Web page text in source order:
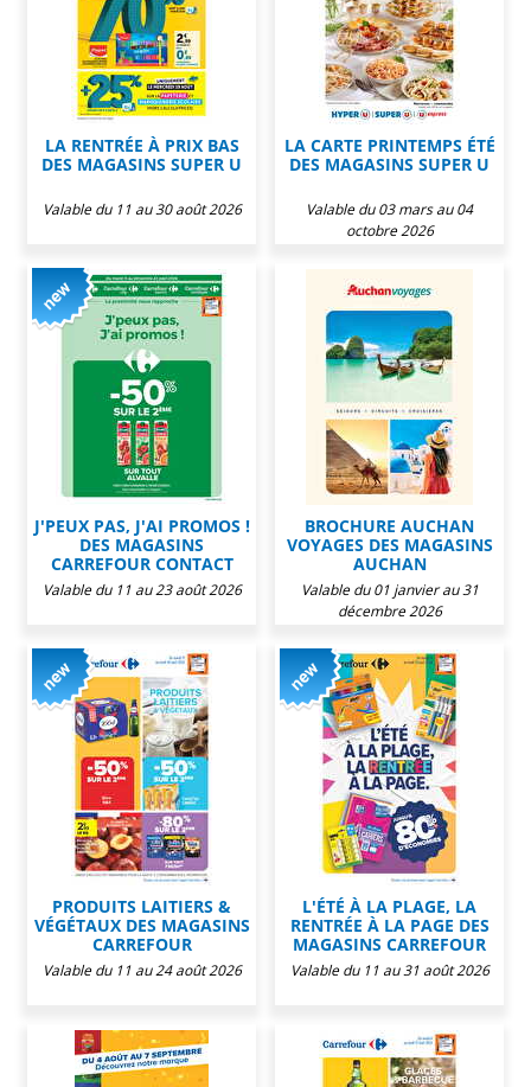
LA RENTRÉE À PRIX BAS
DES MAGASINS SUPER U
Valable du 11 au 30 août 2026
LA CARTE PRINTEMPS ÉTÉ
DES MAGASINS SUPER U
Valable du 03 mars au 04
octobre 2026
J'PEUX PAS, J'AI PROMOS !
DES MAGASINS
CARREFOUR CONTACT
Valable du 11 au 23 août 2026
BROCHURE AUCHAN
VOYAGES DES MAGASINS
AUCHAN
Valable du 01 janvier au 31
décembre 2026
PRODUITS LAITIERS &
VÉGÉTAUX DES MAGASINS
CARREFOUR
Valable du 11 au 24 août 2026
L'ÉTÉ À LA PLAGE, LA
RENTRÉE À LA PAGE DES
MAGASINS CARREFOUR
Valable du 11 au 31 août 2026